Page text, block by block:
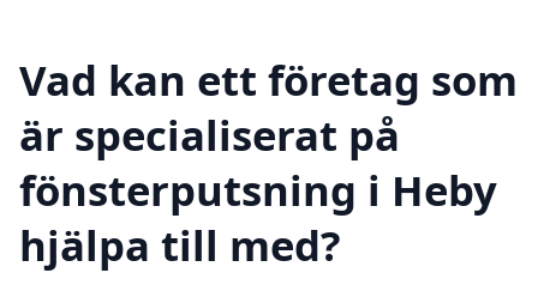
Vad kan ett företag som
är specialiserat på
fönsterputsning i Heby
hjälpa till med?